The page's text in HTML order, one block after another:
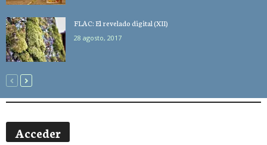
FLAC: El revelado digital (XII)
28 agosto, 2017
Acceder